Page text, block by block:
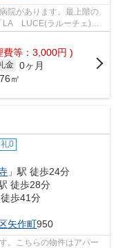
院があります。最上階の
LA LUCE(ラルーチェ)」
費等：3,000円 )
金 0ヶ月
㎡
礼0
」駅 徒歩24分
徒歩28分
徒歩41分
矢作町950
。こちらの物件はアパー